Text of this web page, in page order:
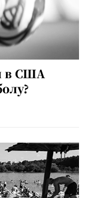
в США